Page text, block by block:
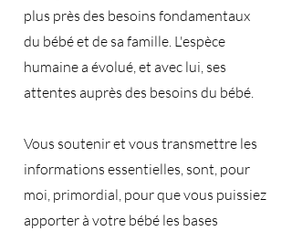
plus près des besoins fondamentaux
du bébé et de sa famille. L'espèce
humaine a évolué, et avec lui, ses
attentes auprès des besoins du bébé.
Vous soutenir et vous transmettre les
informations essentielles, sont, pour
moi, primordial, pour que vous puissiez
apporter à votre bébé les bases